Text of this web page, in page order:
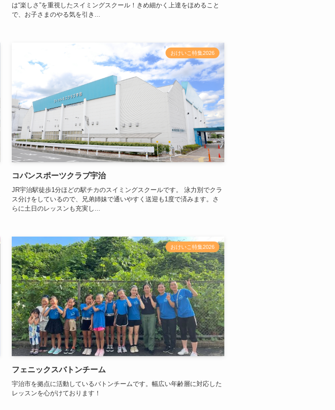
は“楽しさ”を重視したスイミングスクール！きめ細かく上達をほめること
で、お子さまのやる気を引き...
おけいこ特集2026
コパンスポーツクラブ宇治
JR宇治駅徒歩1分ほどの駅チカのスイミングスクールです。 泳力別でクラ
ス分けをしているので、兄弟姉妹で通いやすく送迎も1度で済みます。さ
らに土日のレッスンも充実し...
おけいこ特集2026
フェニックスバトンチーム
宇治市を拠点に活動しているバトンチームです。幅広い年齢層に対応した
レッスンを心がけております！